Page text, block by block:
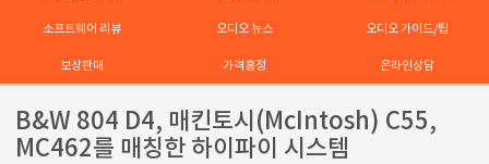
소프트웨어 리뷰 오디오 뉴스 오디오 가이드/팁
보상판매 가격흥정 온라인상담
B&W 804 D4, 매킨토시(McIntosh) C55,
MC462를 매칭한 하이파이 시스템